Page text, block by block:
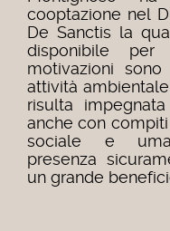
cooptazione nel
De Sanctis la
disponibile per
motivazioni
attività
risulta
anche con
sociale e
presenza
un grande